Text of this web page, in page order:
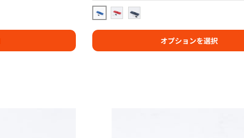
ブルーレッドグレー
オプションを選択